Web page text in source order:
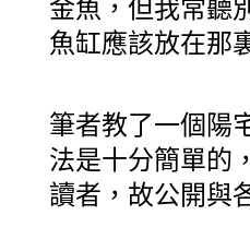
金魚，但我常聽
魚缸應該放在那
筆者教了一個陽
法是十分簡單的
讀者，故公開與